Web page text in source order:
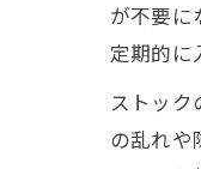
が不要に
定期的に
ストック
の乱れや